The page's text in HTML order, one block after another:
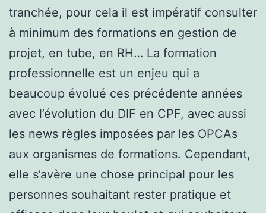
tranchée, pour cela il est impératif consulter
à minimum des formations en gestion de
projet, en tube, en RH… La formation
professionnelle est un enjeu qui a
beaucoup évolué ces précédente années
avec l’évolution du DIF en CPF, avec aussi
les news règles imposées par les OPCAs
aux organismes de formations. Cependant,
elle s’avère une chose principal pour les
personnes souhaitant rester pratique et